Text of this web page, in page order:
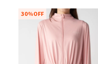
30%OFF